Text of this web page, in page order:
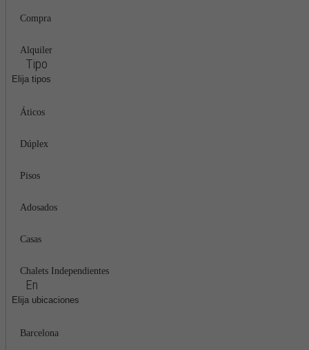
Compra
Alquiler
Tipo
Elija tipos
Áticos
Dúplex
Pisos
Adosados
Casas
Chalets Independientes
En
Elija ubicaciones
Barcelona